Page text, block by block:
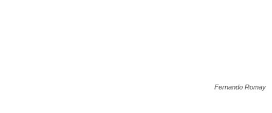
Fernando Romay